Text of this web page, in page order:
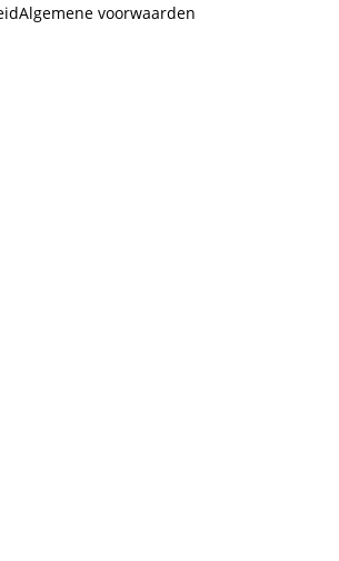
Algemene voorwaarden